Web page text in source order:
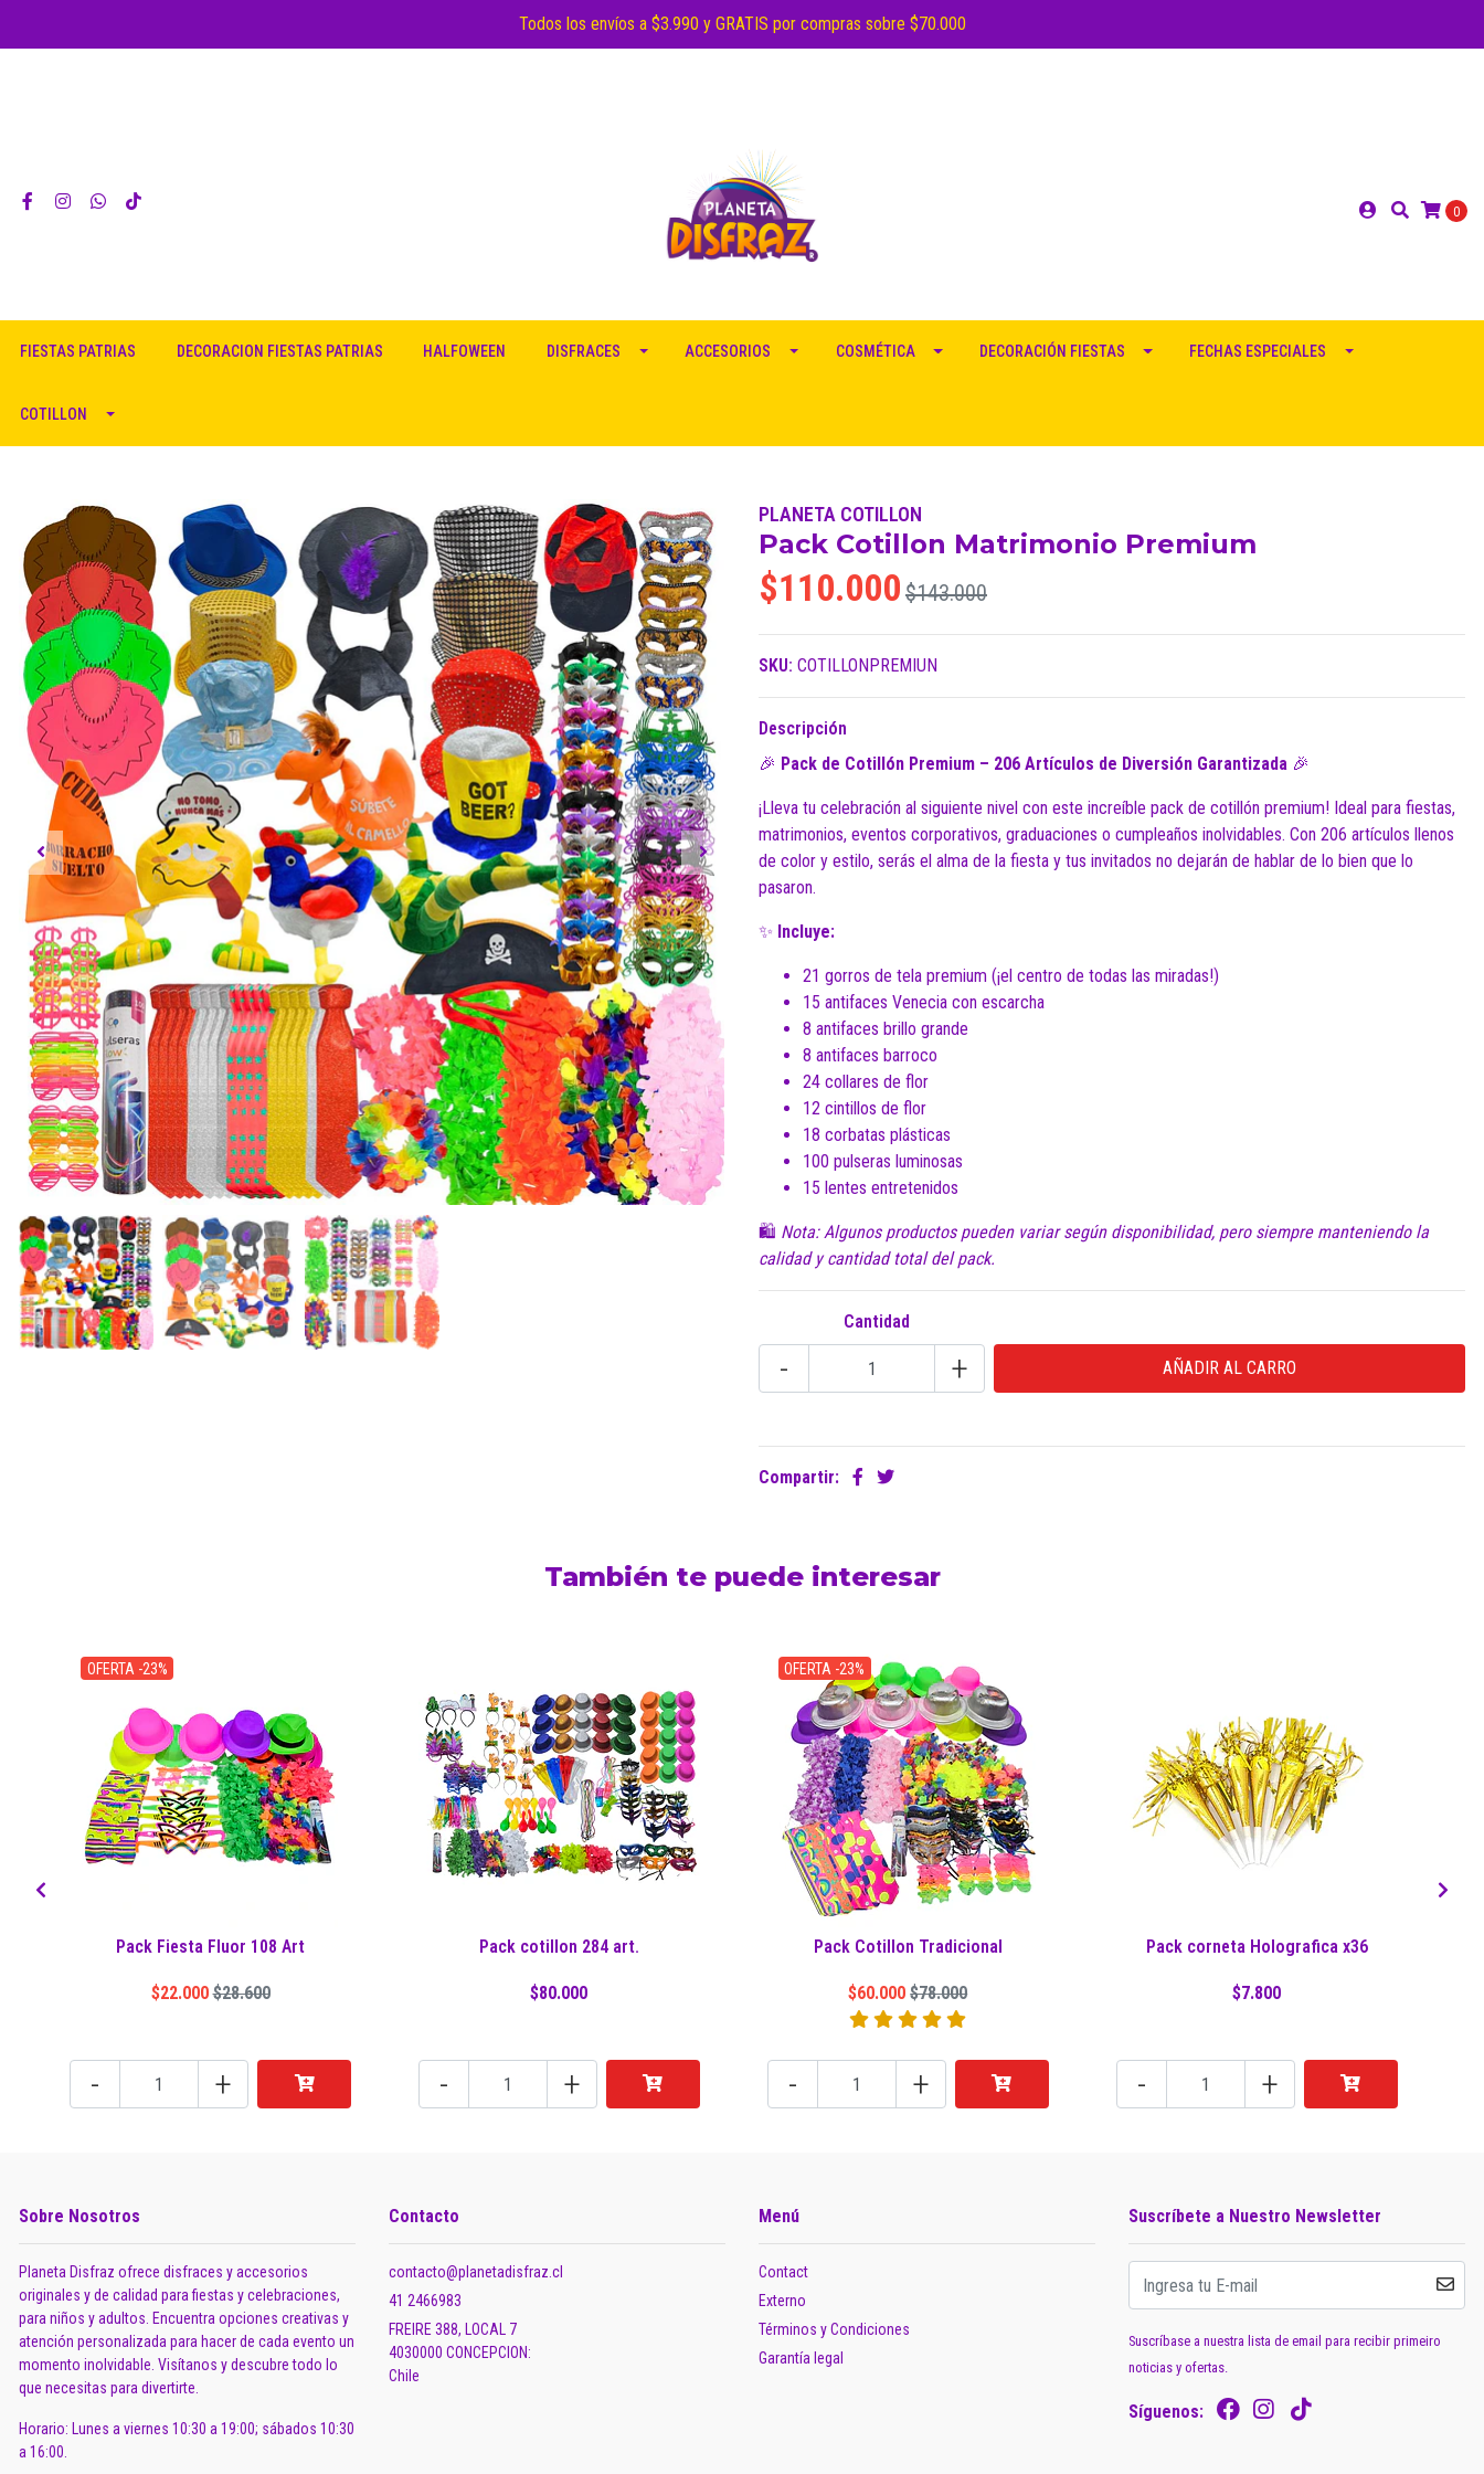
Todos los envíos a $3.990 y GRATIS por compras sobre $70.000
0
FIESTAS PATRIAS DECORACION FIESTAS PATRIAS HALFOWEEN DISFRACES ACCESORIOS COSMÉTICA DECORACIÓN FIESTAS FECHAS ESPECIALES
COTILLON
PLANETA COTILLON
Pack Cotillon Matrimonio Premium
$110.000 $143.000
SKU: COTILLONPREMIUN
Descripción
🎉 Pack de Cotillón Premium – 206 Artículos de Diversión Garantizada 🎉
¡Lleva tu celebración al siguiente nivel con este increíble pack de cotillón premium! Ideal para fiestas,
matrimonios, eventos corporativos, graduaciones o cumpleaños inolvidables. Con 206 artículos llenos
de color y estilo, serás el alma de la fiesta y tus invitados no dejarán de hablar de lo bien que lo
pasaron.
✨ Incluye:
21 gorros de tela premium (¡el centro de todas las miradas!)
15 antifaces Venecia con escarcha
8 antifaces brillo grande
8 antifaces barroco
24 collares de flor
12 cintillos de flor
18 corbatas plásticas
100 pulseras luminosas
15 lentes entretenidos
🛍️ Nota: Algunos productos pueden variar según disponibilidad, pero siempre manteniendo la
calidad y cantidad total del pack.
Cantidad
- +
Compartir:
También te puede interesar
OFERTA -23%
Pack Fiesta Fluor 108 Art
$22.000 $28.600
- +
Pack cotillon 284 art.
$80.000
- +
OFERTA -23%
Pack Cotillon Tradicional
$60.000 $78.000
- +
Pack corneta Holografica x36
$7.800
- +
Sobre Nosotros
Planeta Disfraz ofrece disfraces y accesorios
originales y de calidad para fiestas y celebraciones,
para niños y adultos. Encuentra opciones creativas y
atención personalizada para hacer de cada evento un
momento inolvidable. Visítanos y descubre todo lo
que necesitas para divertirte.
Horario: Lunes a viernes 10:30 a 19:00; sábados 10:30
a 16:00.
Contacto
contacto@planetadisfraz.cl
41 2466983
FREIRE 388, LOCAL 7
4030000 CONCEPCION:
Chile
Menú
Contact
Externo
Términos y Condiciones
Garantía legal
Suscríbete a Nuestro Newsletter
Suscríbase a nuestra lista de email para recibir primeiro
noticias y ofertas.
Síguenos: